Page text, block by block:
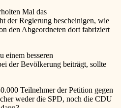
Mal das
der Regierung bescheinigen, wie
den Abgeordneten dort fabriziert
einem besseren
der Bevölkerung beiträgt, sollte
Teilnehmer der Petition gegen
weder die SPD, noch die CDU